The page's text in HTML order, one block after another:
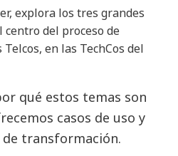
explora los tres grandes
centro del proceso de
en las TechCos del
qué estos temas son
casos de uso y
transformación.